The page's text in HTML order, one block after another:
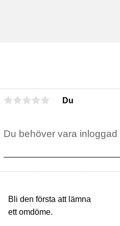
Du
Bli den första att lämna
ett omdöme.